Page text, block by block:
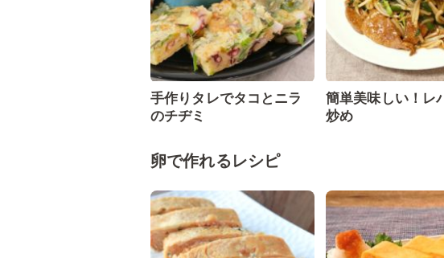
手作りタレでタコとニラ
のチヂミ
簡単美味しい！レ
炒め
卵で作れるレシピ